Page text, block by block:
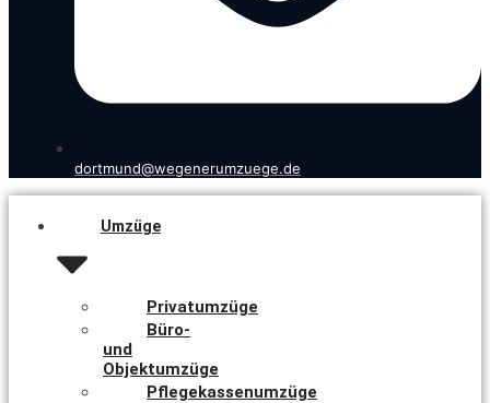
dortmund@wegenerumzuege.de
Umzüge
Privatumzüge
Büro-
und
Objektumzüge
Pflegekassenumzüge